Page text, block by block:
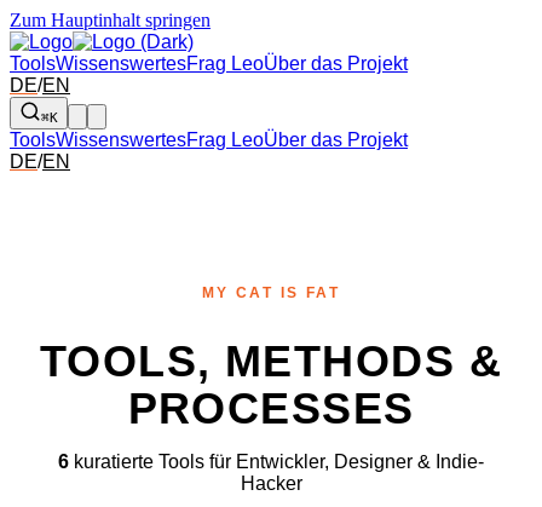
Zum Hauptinhalt springen
ToolsWissenswertesFrag LeoÜber das Projekt
DE/EN
⌘K
ToolsWissenswertesFrag LeoÜber das Projekt
DE/EN
MY CAT IS FAT
TOOLS, METHODS &
PROCESSES
6 kuratierte Tools für Entwickler, Designer & Indie-
Hacker